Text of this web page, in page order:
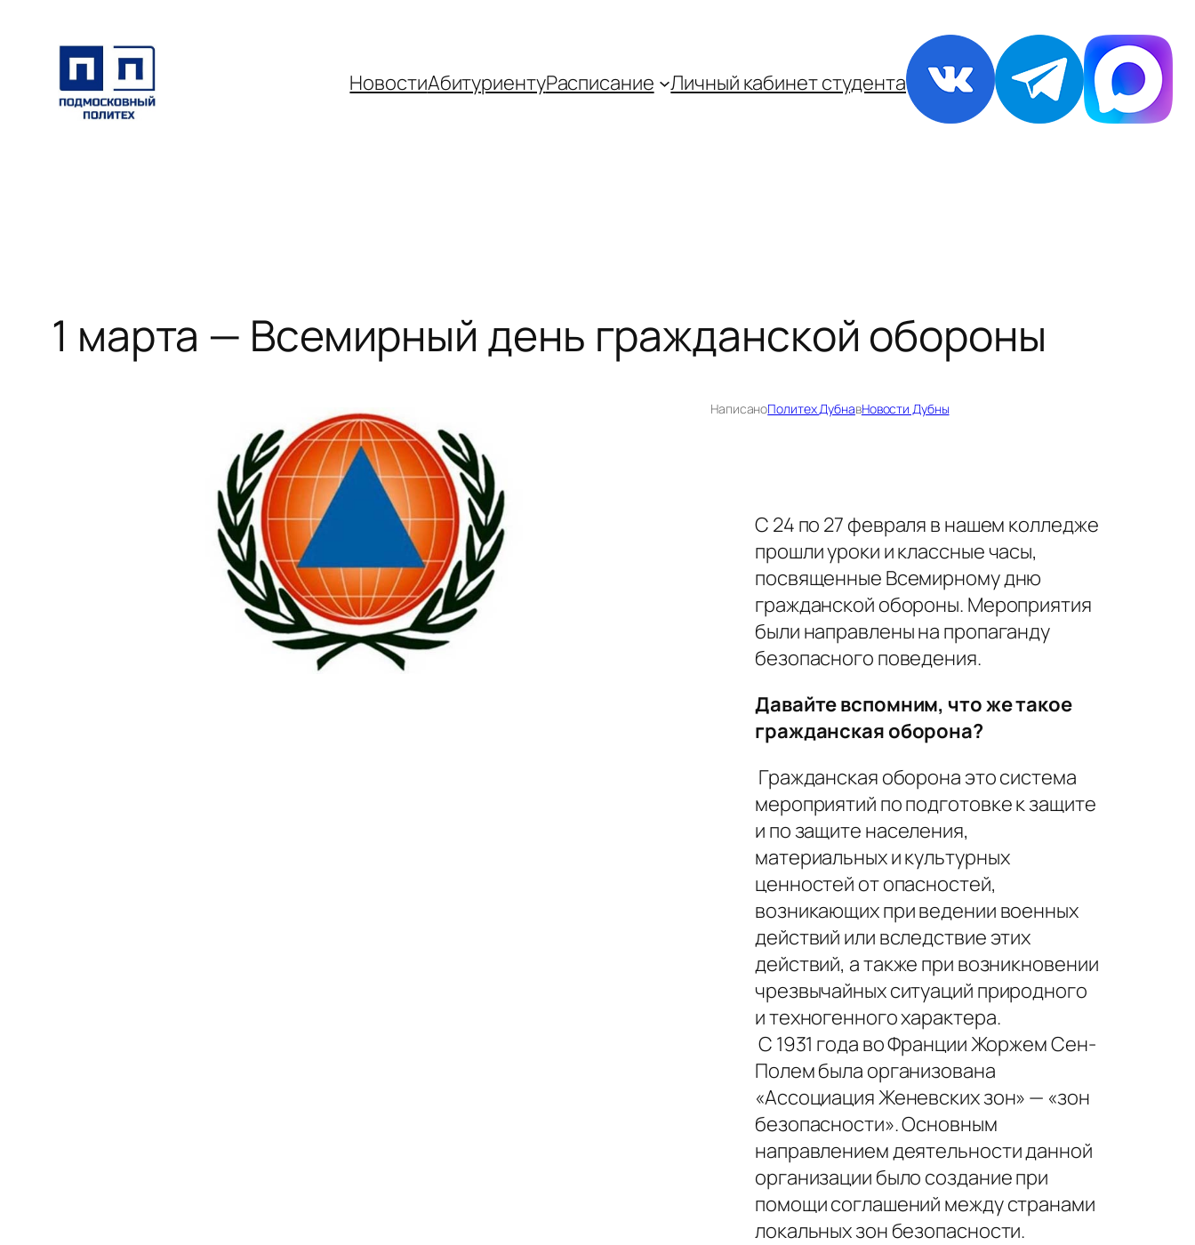
содержимому
НовостиАбитуриентуРаспиcание Личный кабинет студента
1 марта — Всемирный день гражданской обороны
НаписаноПолитех ДубнавНовости Дубны
С 24 по 27 февраля в нашем колледже
прошли уроки и классные часы,
посвященные Всемирному дню
гражданской обороны. Мероприятия
были направлены на пропаганду
безопасного поведения.
Давайте вспомним, что же такое
гражданская оборона?
Гражданская оборона это система
мероприятий по подготовке к защите
и по защите населения,
материальных и культурных
ценностей от опасностей,
возникающих при ведении военных
действий или вследствие этих
действий, а также при возникновении
чрезвычайных ситуаций природного
и техногенного характера.
С 1931 года во Франции Жоржем Сен-
Полем была организована
«Ассоциация Женевских зон» — «зон
безопасности». Основным
направлением деятельности данной
организации было создание при
помощи соглашений между странами
локальных зон безопасности.